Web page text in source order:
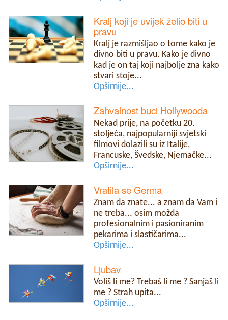
Kralj koji je uvijek želio biti u
pravu
Kralj je razmišljao o tome kako je
divno biti u pravu. Kako je divno
kad je on taj koji najbolje zna kako
stvari stoje...
Opširnije...
Zahvalnost buci Hollywooda
Nekad prije, na početku 20.
stoljeća, najpopularniji svjetski
filmovi dolazili su iz Italije,
Francuske, Švedske, Njemačke...
Opširnije...
Vratila se Germa
Znam da znate... a znam da Vam i
ne treba... osim možda
profesionalnim i pasioniranim
pekarima i slastičarima...
Opširnije...
Ljubav
Voliš li me? Trebaš li me ? Sanjaš li
me ? Strah upita...
Opširnije...